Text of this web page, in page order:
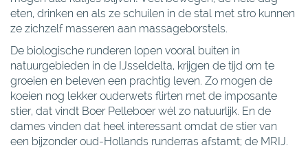
eten, drinken en als ze schuilen in de stal met stro kunnen
ze zichzelf masseren aan massageborstels.
De biologische runderen lopen vooral buiten in
natuurgebieden in de IJsseldelta, krijgen de tijd om te
groeien en beleven een prachtig leven. Zo mogen de
koeien nog lekker ouderwets flirten met de imposante
stier, dat vindt Boer Pelleboer wél zo natuurlijk. En de
dames vinden dat heel interessant omdat de stier van
een bijzonder oud-Hollands runderras afstamt; de MRIJ.